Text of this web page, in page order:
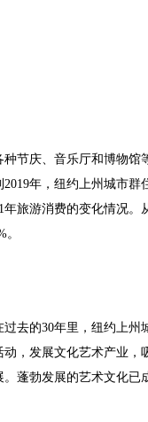
节庆、音乐厅和博物馆
年，纽约上州城市
旅游消费的变化情况
去的30年里，纽约上
，发展文化艺术产业
蓬勃发展的艺术文化已